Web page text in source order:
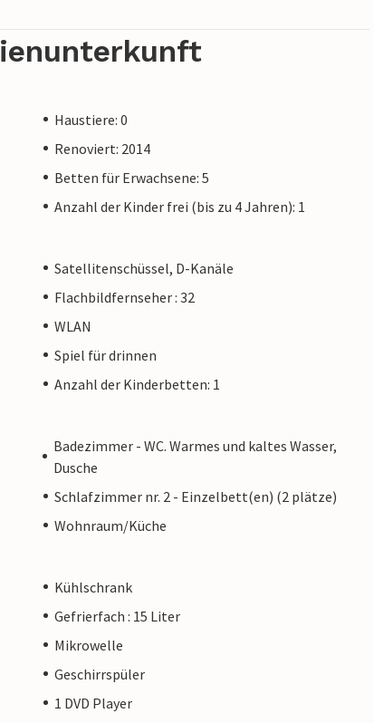
Haustiere: 0
Renoviert: 2014
Betten für Erwachsene: 5
Anzahl der Kinder frei (bis zu 4 Jahren): 1
Satellitenschüssel, D-Kanäle
Flachbildfernseher : 32
WLAN
Spiel für drinnen
Anzahl der Kinderbetten: 1
Badezimmer - WC. Warmes und kaltes Wasser,
Dusche
Schlafzimmer nr. 2 - Einzelbett(en) (2 plätze)
Wohnraum/Küche
Kühlschrank
Gefrierfach : 15 Liter
Mikrowelle
Geschirrspüler
1 DVD Player